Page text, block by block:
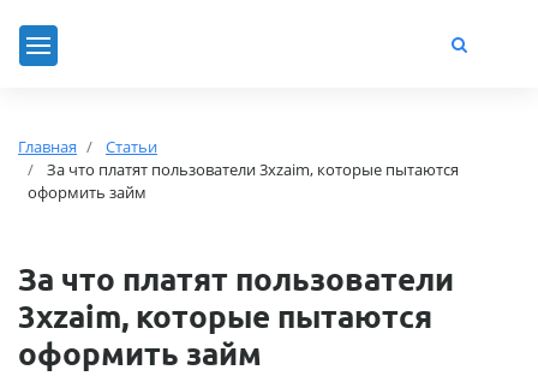
Главная
Статьи
За что платят пользователи 3xzaim, которые пытаются
оформить займ
За что платят пользователи
3xzaim, которые пытаются
оформить займ